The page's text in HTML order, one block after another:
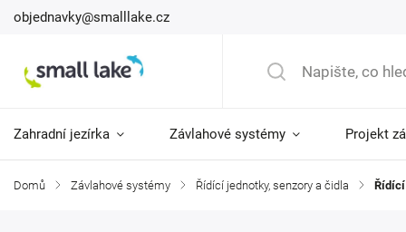
objednavky@smalllake.cz
Zahradní jezírka Závlahové systémy Projekt
Domů / Závlahové systémy / Řídící jednotky, senzory a čidla /